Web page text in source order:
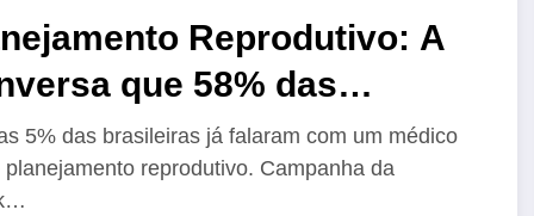
Reprodutivo: A
que 58% das
Desconhecem
5% das brasileiras já falaram com um médico
planejamento reprodutivo. Campanha da